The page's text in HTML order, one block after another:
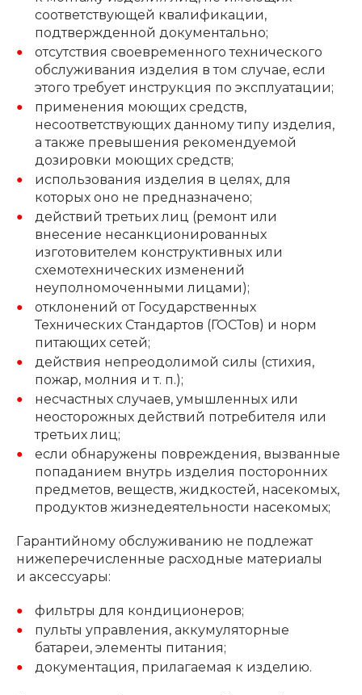
соответствующей квалификации,
подтвержденной документально;
отсутствия своевременного технического
обслуживания изделия в том случае, если
этого требует инструкция по эксплуатации;
применения моющих средств,
несоответствующих данному типу изделия,
а также превышения рекомендуемой
дозировки моющих средств;
использования изделия в целях, для
которых оно не предназначено;
действий третьих лиц (ремонт или
внесение несанкционированных
изготовителем конструктивных или
схемотехнических изменений
неуполномоченными лицами);
отклонений от Государственных
Технических Стандартов (ГОСТов) и норм
питающих сетей;
действия непреодолимой силы (стихия,
пожар, молния и т. п.);
несчастных случаев, умышленных или
неосторожных действий потребителя или
третьих лиц;
если обнаружены повреждения, вызванные
попаданием внутрь изделия посторонних
предметов, веществ, жидкостей, насекомых,
продуктов жизнедеятельности насекомых;
Гарантийному обслуживанию не подлежат
нижеперечисленные расходные материалы
и аксессуары:
фильтры для кондиционеров;
пульты управления, аккумуляторные
батареи, элементы питания;
документация, прилагаемая к изделию.